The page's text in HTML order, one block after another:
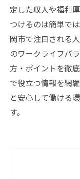
定した収入や福利
つけるのは簡単で
岡市で注目される
のワークライフバ
方・ポイントを徹
で役立つ情報を網
と安心して働ける
す。